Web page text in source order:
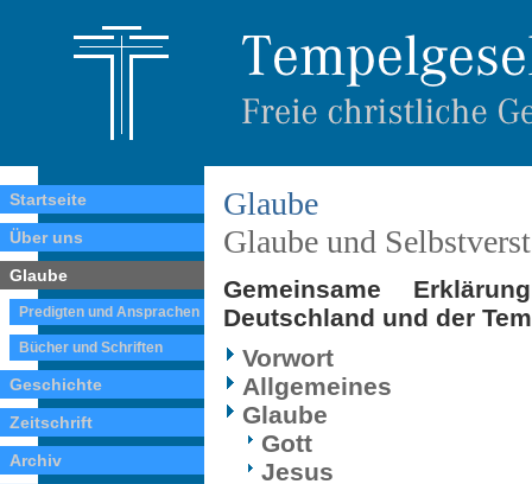
Startseite
Über uns
Glaube
Predigten und Ansprachen
Bücher und Schriften
Geschichte
Zeitschrift
Archiv
Glaube
Glaube und
Gemeinsame
Deutschland und der
Vorwort
Allgemeines
Glaube
Gott
Jesus